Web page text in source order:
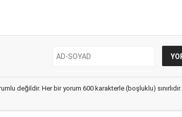
değildir. Her bir yorum 600 karakterle (boşluklu) sınırlıdır.